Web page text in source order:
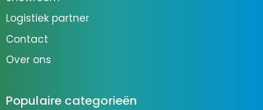
Logistiek partner
Contact
Over ons
Populaire categorieën